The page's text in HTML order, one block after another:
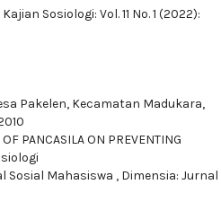
Sosiologi: Vol. 11 No. 1 (2022):
Pakelen, Kecamatan Madukara,
PANCASILA ON PREVENTING
Sosial Mahasiswa , Dimensia: Jurnal